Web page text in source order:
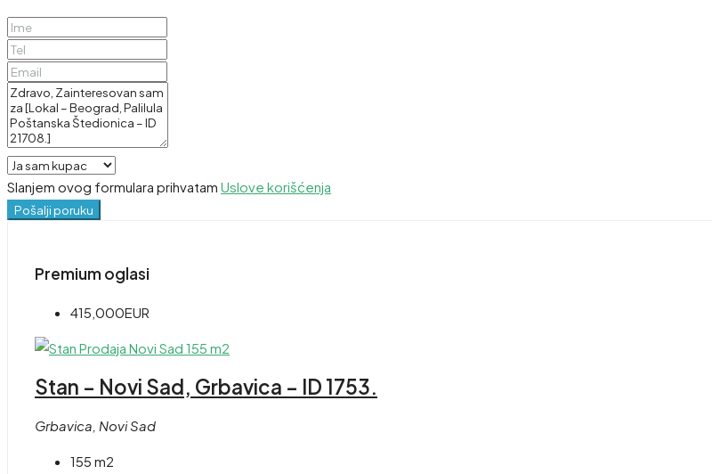
Slanjem ovog formulara prihvatam Uslove korišćenja
Pošalji poruku
Premium oglasi
415,000EUR
Stan – Novi Sad, Grbavica – ID 1753.
Grbavica, Novi Sad
155 m2